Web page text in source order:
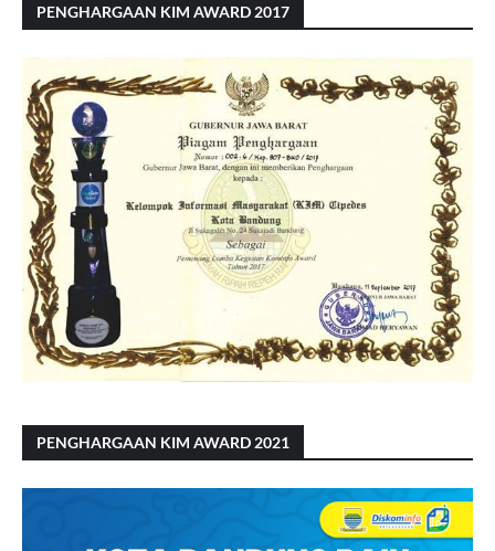
PENGHARGAAN KIM AWARD 2017
PENGHARGAAN KIM AWARD 2021